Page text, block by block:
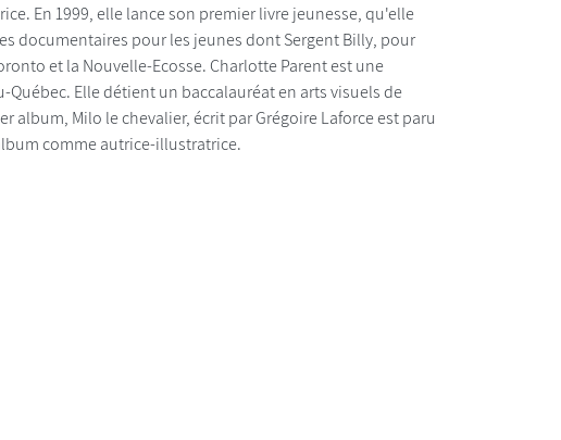
En 1999, elle lance son premier livre jeunesse, qu'elle
documentaires pour les jeunes dont Sergent Billy, pour
et la Nouvelle-Ecosse. Charlotte Parent est une
Elle détient un baccalauréat en arts visuels de
Milo le chevalier, écrit par Grégoire Laforce est paru
comme autrice-illustratrice.